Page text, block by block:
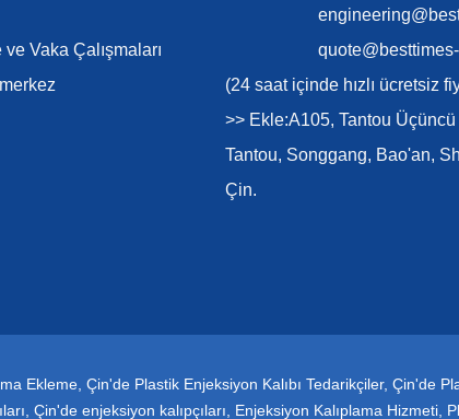
Vaka Çalışmaları
(24 saat içinde hızlı ücretsiz
>> Ekle:A105, Tantou Üçüncü
Tantou, Songgang, Bao'an,
Çin.
Ekleme Çin'de Plastik Enjeksiyon Kalıbı Tedarikçiler, Çin'de
Çin'de enjeksiyon kalıpçıları Enjeksiyon Kalıplama Hizmeti